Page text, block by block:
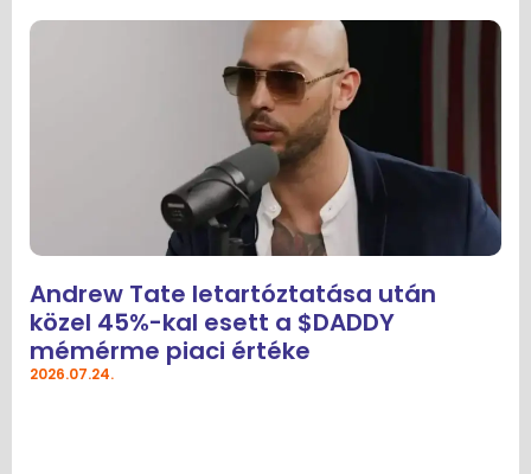
Andrew Tate letartóztatása után
közel 45%-kal esett a $DADDY
mémérme piaci értéke
2026.07.24.